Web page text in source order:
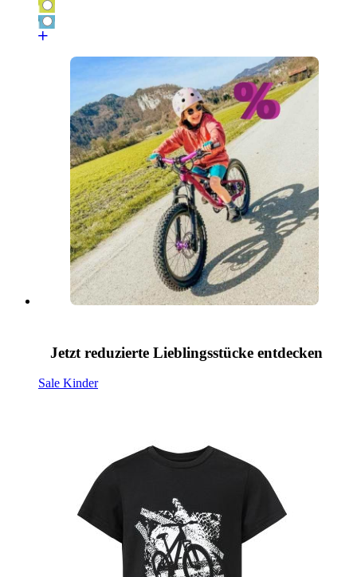
Jetzt reduzierte Lieblingsstücke entdecken
Sale Kinder